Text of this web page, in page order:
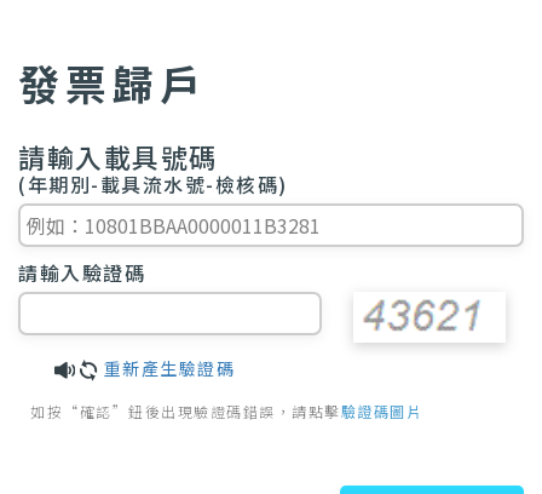
發票歸戶
請輸入載具號碼
(年期別-載具流水號-檢核碼)
請輸入驗證碼
重新產生驗證碼
如按“確認”鈕後出現驗證碼錯誤，請點擊驗證碼圖片